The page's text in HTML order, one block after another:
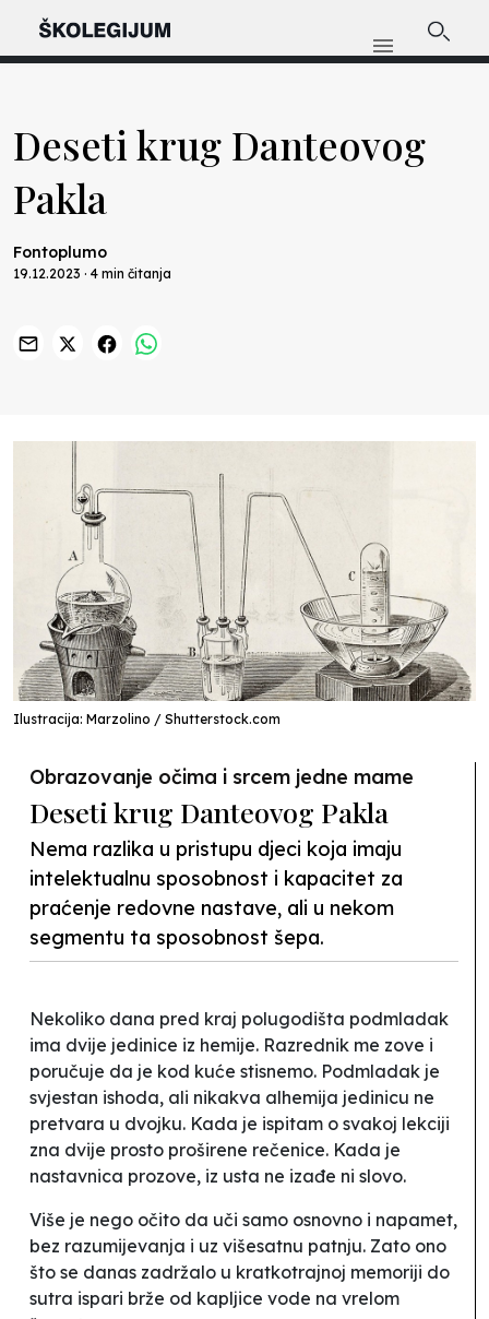
Deseti krug Danteovog
Pakla
Fontoplumo
19.12.2023 · 4 min čitanja
Ilustracija: Marzolino / Shutterstock.com
Obrazovanje očima i srcem jedne mame
Deseti krug Danteovog Pakla
Nema razlika u pristupu djeci koja imaju
intelektualnu sposobnost i kapacitet za
praćenje redovne nastave, ali u nekom
segmentu ta sposobnost šepa.
Nekoliko dana pred kraj polugodišta podmladak
ima dvije jedinice iz hemije. Razrednik me zove i
poručuje da je kod kuće stisnemo. Podmladak je
svjestan ishoda, ali nikakva alhemija jedinicu ne
pretvara u dvojku. Kada je ispitam o svakoj lekciji
zna dvije prosto proširene rečenice. Kada je
nastavnica prozove, iz usta ne izađe ni slovo.
Više je nego očito da uči samo osnovno i napamet,
bez razumijevanja i uz višesatnu patnju. Zato ono
što se danas zadržalo u kratkotrajnoj memoriji do
sutra ispari brže od kapljice vode na vrelom